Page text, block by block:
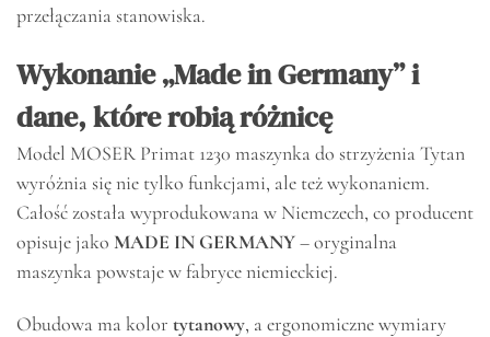
przełączania stanowiska.
Wykonanie „Made in Germany” i
dane, które robią różnicę
Model MOSER Primat 1230 maszynka do strzyżenia Tytan
wyróżnia się nie tylko funkcjami, ale też wykonaniem.
Całość została wyprodukowana w Niemczech, co producent
opisuje jako MADE IN GERMANY– oryginalna
maszynka powstaje w fabryce niemieckiej.
Obudowa ma kolor tytanowy, a ergonomiczne wymiary